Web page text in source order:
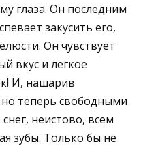
глаза. Он последним
закусить его,
Он чувствует
вкус и легкое
И, нашарив
теперь свободными
неистово, всем
зубы. Только бы не